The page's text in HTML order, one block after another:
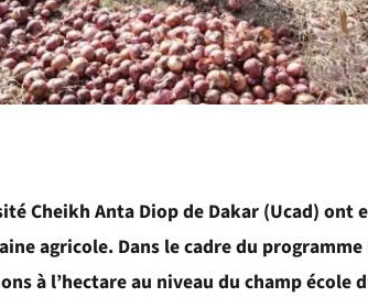
Cheikh Anta Diop de Dakar (Ucad) ont
agricole. Dans le cadre du
à l’hectare au niveau du champ